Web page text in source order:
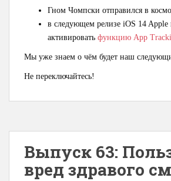
Гном Чомпски отправился в
в следующем релизе iOS 14 Apple
активировать функцию App
Мы уже знаем о чём будет наш
Не переключайтесь!
Выпуск 63:
вред здравого